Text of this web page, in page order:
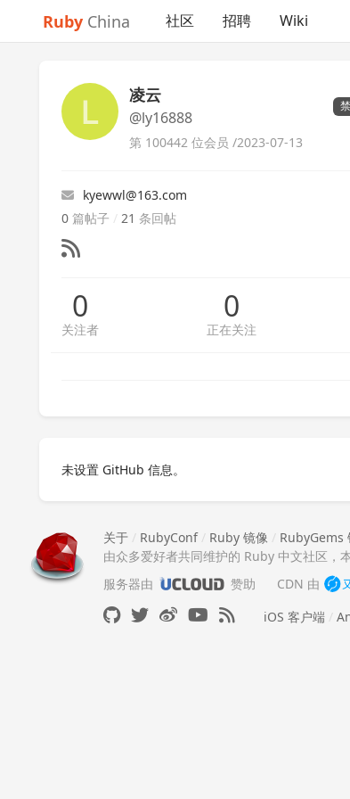
Ruby China 社区 招聘 Wiki
凌云
@ly16888
第 100442 位会员 /2023-07-13
kyewwl@163.com
0 篇帖子 / 21 条回帖
0
关注者
0
正在关注
未设置 GitHub 信息。
关于 / RubyConf/ Ruby 镜像 / RubyGems
由众多爱好者共同维护的 Ruby 中文社区，
服务器由
赞助 CDN 由
iOS 客户端 /